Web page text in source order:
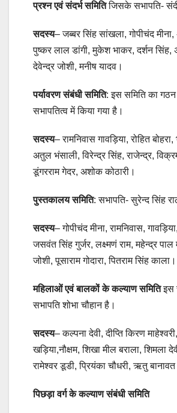
प्रश्न एवं संदर्भ समितिजिसके सभापति-
सदस्य– जब्बर सिंह सांखला, गोपीचंद
पुष्कर लाल डांगी, मुकेश भाकर, दर्शन सिंह,
देवेन्द्र जोशी, मनीष यादव।
पर्यावरण संबंधी समिति: इस समिति का गठन
सभापतित्व में किया गया है।
सदस्य– रामनिवास गावड़िया, रोहित
अतुल भंसाली, विरेन्द्र सिंह, राजेन्द्र,
डूंगरराम गेदर, अशोक कोठारी।
पुस्तकालय समिति: सभापति- सुरेन्द सिंह
सदस्य– गोपीचंद मीना, रामनिवास,
जसवंत सिंह गुर्जर, लक्ष्मणं राम, महेन्द्र पाल
जोशी, पूसाराम गोदारा, पितराम सिंह काला।
महिलाओं एवं बालकों के कल्याण समितिइस
सभापति शोभा चौहान है।
सदस्य– कल्पना देवी, दीप्ति किरण
खड़िया,नौक्षम, शिखा मील बराला, शिमला
रामेश्वर डूडी, प्रियंका चौधरी, ऋतु
पिछड़ा वर्ग के कल्याण संबंधी समिति